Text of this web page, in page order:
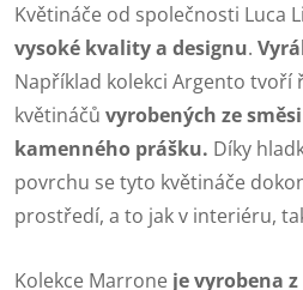
Květináče od společnosti Luca
vysoké kvality a designu.
Například kolekci Argento tvoří
květináčů vyrobených ze
kamenného prášku. Díky
povrchu se tyto květináče
prostředí, a to jak v interiéru,
Kolekce Marrone je vyrobena